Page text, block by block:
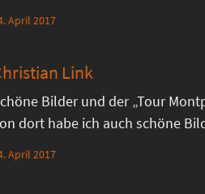
April 2017
Link
Bilder und der „Tour
dort habe ich auch schöne
April 2017